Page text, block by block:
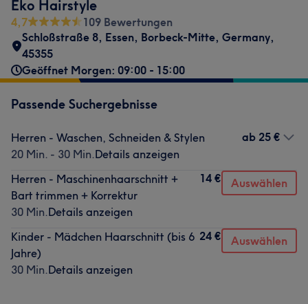
Eko Hairstyle
4,7
109 Bewertungen
Schloßstraße 8, Essen, Borbeck-Mitte, Germany,
45355
Geöffnet Morgen: 09:00 - 15:00
Passende Suchergebnisse
Herren - Waschen, Schneiden & Stylen
20 Min. - 30 Min.Details anzeigen
ab 25 €
Herren - Maschinenhaarschnitt +
Bart trimmen + Korrektur
30 Min.Details anzeigen
14 € Auswählen
Kinder - Mädchen Haarschnitt (bis 6
Jahre)
30 Min.Details anzeigen
24 € Auswählen